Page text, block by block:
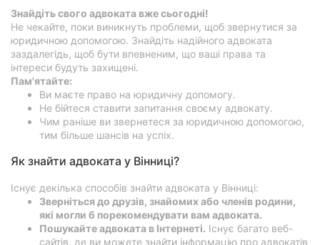
Знайдіть свого адвоката вже сьогодні!
Не чекайте, поки виникнуть проблеми, щоб звернутися за
юридичною допомогою. Знайдіть надійного адвоката
заздалегідь, щоб бути впевненим, що ваші права та
інтереси будуть захищені.
Пам'ятайте:
Ви маєте право на юридичну допомогу.
Не бійтеся ставити запитання своєму адвокату.
Чим раніше ви звернетеся за юридичною допомогою,
тим більше шансів на успіх.
Як знайти адвоката у Вінниці?
Існує декілька способів знайти адвоката у Вінниці:
Зверніться до друзів, знайомих або членів родини,
які могли б порекомендувати вам адвоката.
Пошукайте адвоката в Інтернеті. Існує багато веб-
сайтів, де ви можете знайти інформацію про адвокатів